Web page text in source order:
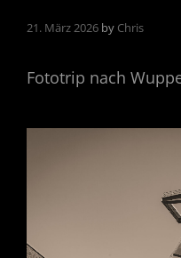
21. März 2026 by Chris
Fototrip nach